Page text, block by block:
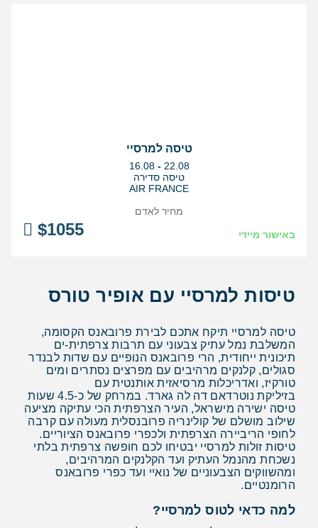
טיסה למרסיי
בין
התאריכים,
16.08 - 22.08
טיסה סדירה
AIR FRANCE
באישור מיידי $1055
מחיר לאדם
טיסות למרסיי עם אופיר טורס
טיסה למרסיי תיקח אתכם לבירת פרובאנס הקסומה,
המשלבת נמל עתיק צבעוני עם תרבות צרפתית-ים
תיכונית ייחודית, הרי פרובאנס הנופיים עם שדות לבנדר
סגולים, קלנקים מרהיבים עם מפרצים נסתרים ומים
טורקיז, ואדריכלות מרסיאזית אותנטית עם
בזיליקת נוטרדאם דה לה גארד. במרחק של כ-4.5 שעות
טיסה ישירה מישראל, העיר הצרפתית הכי עתיקה מציעה
שילוב מושלם של קולינריה פרובנסלית מעולה עם קרבה
לחופי הריביירה הצרפתית ולכפרי פרובאנס הציוריים.
טיסות זולות למרסיי יבטיחו לכם חופשה צרפתית בלתי
נשכחת מהנמל העתיק ועד הקלנקים המרהיבים,
ומהשווקים הצבעוניים של נואיי ועד כפרי פרובאנס
הרומנטיים.
למה כדאי לטוס למרסיי?